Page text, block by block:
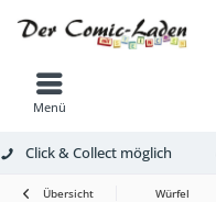
Menü
Click & Collect möglich
Übersicht Würfel